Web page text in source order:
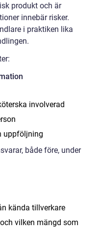
produkt och är
innebär risker.
i praktiken lika
involverad
uppföljning
både före, under
kända tillverkare
vilken mängd som